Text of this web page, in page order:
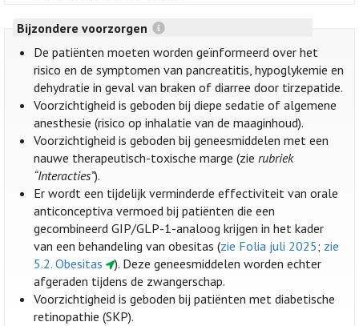
Bijzondere voorzorgen
De patiënten moeten worden geïnformeerd over het
risico en de symptomen van pancreatitis, hypoglykemie en
dehydratie in geval van braken of diarree door tirzepatide.
Voorzichtigheid is geboden bij diepe sedatie of algemene
anesthesie (risico op inhalatie van de maaginhoud).
Voorzichtigheid is geboden bij geneesmiddelen met een
nauwe therapeutisch-toxische marge (zierubriek
“Interacties”).
Er wordt een tijdelijk verminderde effectiviteit van orale
anticonceptiva vermoed bij patiënten die een
gecombineerd GIP/GLP-1-analoog krijgen in het kader
van een behandeling van obesitas (zie Folia juli 2025; zie
5.2. Obesitas
). Deze geneesmiddelen worden echter
afgeraden tijdens de zwangerschap.
Voorzichtigheid is geboden bij patiënten met diabetische
retinopathie (SKP).